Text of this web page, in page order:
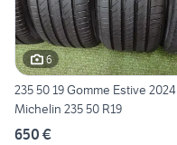
6
235 50 19 Gomme Estive 2024
Michelin 235 50 R19
650 €